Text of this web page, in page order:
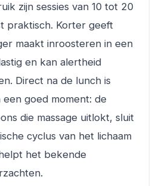
zijn sessies van 10 tot 20
praktisch. Korter geeft
maakt inroosteren in een
en kan alertheid
Direct na de lunch is
goed moment: de
die massage uitlokt, sluit
cyclus van het lichaam
het bekende